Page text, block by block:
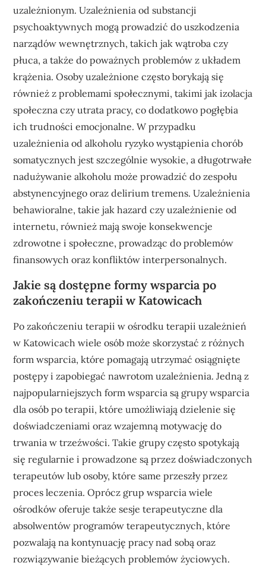
uzależnionym. Uzależnienia od substancji
psychoaktywnych mogą prowadzić do uszkodzenia
narządów wewnętrznych, takich jak wątroba czy
płuca, a także do poważnych problemów z układem
krążenia. Osoby uzależnione często borykają się
również z problemami społecznymi, takimi jak izolacja
społeczna czy utrata pracy, co dodatkowo pogłębia
ich trudności emocjonalne. W przypadku
uzależnienia od alkoholu ryzyko wystąpienia chorób
somatycznych jest szczególnie wysokie, a długotrwałe
nadużywanie alkoholu może prowadzić do zespołu
abstynencyjnego oraz delirium tremens. Uzależnienia
behawioralne, takie jak hazard czy uzależnienie od
internetu, również mają swoje konsekwencje
zdrowotne i społeczne, prowadząc do problemów
finansowych oraz konfliktów interpersonalnych.
Jakie są dostępne formy wsparcia po
zakończeniu terapii w Katowicach
Po zakończeniu terapii w ośrodku terapii uzależnień
w Katowicach wiele osób może skorzystać z różnych
form wsparcia, które pomagają utrzymać osiągnięte
postępy i zapobiegać nawrotom uzależnienia. Jedną z
najpopularniejszych form wsparcia są grupy wsparcia
dla osób po terapii, które umożliwiają dzielenie się
doświadczeniami oraz wzajemną motywację do
trwania w trzeźwości. Takie grupy często spotykają
się regularnie i prowadzone są przez doświadczonych
terapeutów lub osoby, które same przeszły przez
proces leczenia. Oprócz grup wsparcia wiele
ośrodków oferuje także sesje terapeutyczne dla
absolwentów programów terapeutycznych, które
pozwalają na kontynuację pracy nad sobą oraz
rozwiązywanie bieżących problemów życiowych.